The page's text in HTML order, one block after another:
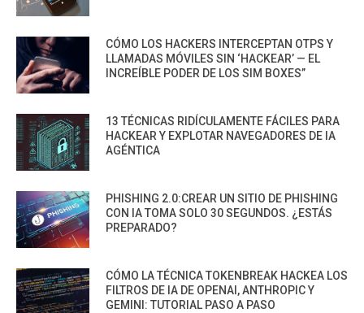
CÓMO LOS HACKERS INTERCEPTAN OTPS Y
LLAMADAS MÓVILES SIN ‘HACKEAR’ — EL
INCREÍBLE PODER DE LOS SIM BOXES”
13 TÉCNICAS RIDÍCULAMENTE FÁCILES PARA
HACKEAR Y EXPLOTAR NAVEGADORES DE IA
AGÉNTICA
PHISHING 2.0:CREAR UN SITIO DE PHISHING
CON IA TOMA SOLO 30 SEGUNDOS. ¿ESTÁS
PREPARADO?
CÓMO LA TÉCNICA TOKENBREAK HACKEA LOS
FILTROS DE IA DE OPENAI, ANTHROPIC Y
GEMINI: TUTORIAL PASO A PASO